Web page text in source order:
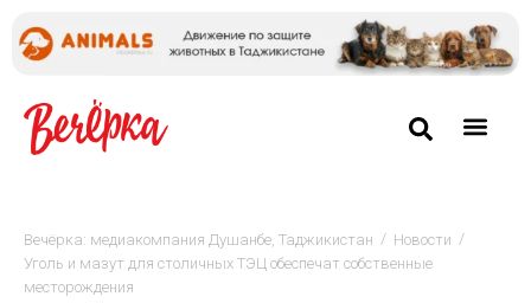
Вечёрка: медиакомпания Душанбе, Таджикистан / Новости /
Уголь и мазут для столичных ТЭЦ обеспечат собственные
месторождения